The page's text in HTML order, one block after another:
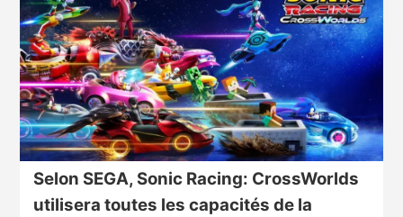
Selon SEGA, Sonic Racing: CrossWorlds
utilisera toutes les capacités de la